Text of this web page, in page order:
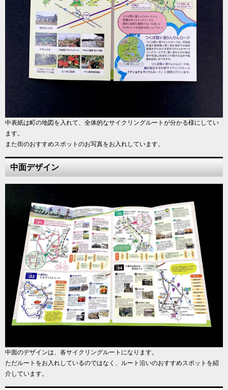
中表紙は町の地図を入れて、全体的なサイクリングルートが分かる様にしてい
ます。
また街のおすすめスポットのお写真をお入れしています。
中面デザイン
中面のデザインは、各サイクリングルートになります。
ただルートをお入れしているのではなく、ルート沿いのおすすめスポットを紹
介しています。